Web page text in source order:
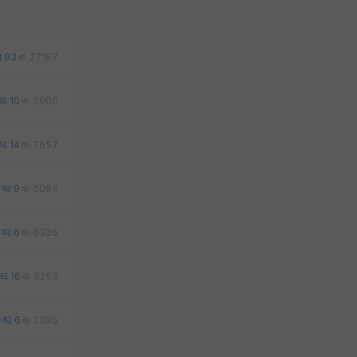
93 27187
10 3900
14 7657
9 5084
6 6336
16 5253
6 2395